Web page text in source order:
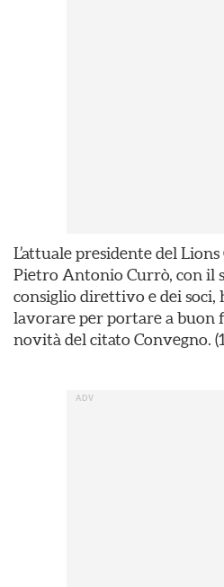
L’attuale presidente del
Pietro Antonio Currò, con il
consiglio direttivo e dei soci,
lavorare per portare a buon
novità del citato Convegno.